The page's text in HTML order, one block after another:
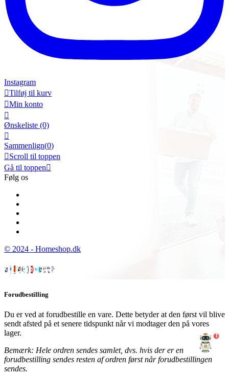
Instagram
Tilføj til kurv
Min konto

Ønskeliste (0)

Sammenlign(0)
Scroll til toppen
Gå til toppen
Følg os
© 2024 - Homeshop.dk
Forudbestilling
Du er ved at forudbestille en vare. Dette betyder at den først vil blive
sendt afsted på et senere tidspunkt når vi modtager den på vores
lager.
Bemærk: Hele ordren sendes samlet, dvs. hvis der er en
forudbestilling sendes resten af ordren først når forudbestillingen
sendes.
1